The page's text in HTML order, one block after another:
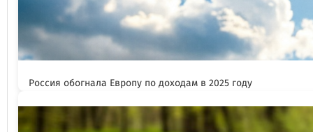
Россия обогнала Европу по доходам в 2025 году